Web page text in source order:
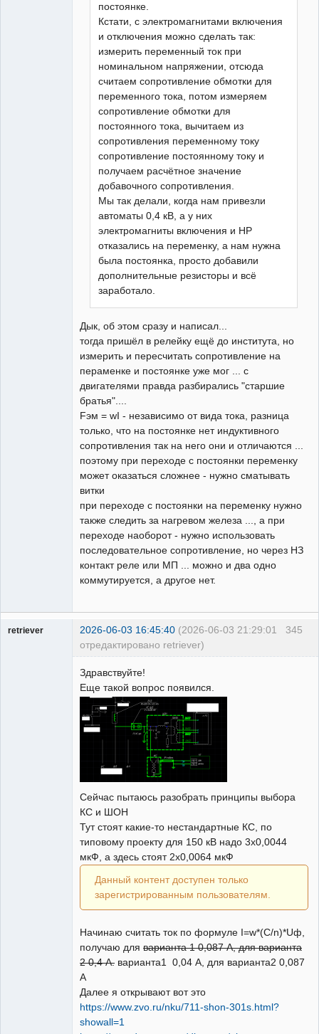
постоянке.
Кстати, с электромагнитами включения
и отключения можно сделать так:
измерить переменный ток при
номинальном напряжении, отсюда
считаем сопротивление обмотки для
переменного тока, потом измеряем
сопротивление обмотки для
постоянного тока, вычитаем из
сопротивления переменному току
сопротивление постоянному току и
получаем расчётное значение
добавочного сопротивления.
Мы так делали, когда нам привезли
автоматы 0,4 кВ, а у них
электромагниты включения и НР
отказались на переменку, а нам нужна
была постоянка, просто добавили
дополнительные резисторы и всё
заработало.
Дык, об этом сразу и написал...
тогда пришёл в релейку ещё до института, но
измерить и пересчитать сопротивление на
пераменке и постоянке уже мог ... с
двигателями правда разбирались "старшие
братья"....
Fэм = wI - независимо от вида тока, разница
только, что на постоянке нет индуктивного
сопротивления так на него они и отличаются ...
поэтому при переходе с постоянки переменку
может оказаться сложнее - нужно сматывать
витки
при переходе с постоянки на переменку нужно
также следить за нагревом железа ..., а при
переходе наоборот - нужно использовать
последовательное сопротивление, но через НЗ
контакт реле или МП ... можно и два одно
коммутируется, а другое нет.
345
retriever 2026-06-03 16:45:40 (2026-06-03 21:29:01
отредактировано retriever)
Здравствуйте!
Еще такой вопрос появился.
Сейчас пытаюсь разобрать принципы выбора
КС и ШОН
Тут стоят какие-то нестандартные КС, по
типовому проекту для 150 кВ надо 3x0,0044
мкФ, а здесь стоят 2x0,0064 мкФ
Данный контент доступен только
зарегистрированным пользователям.
Начинаю считать ток по формуле I=w*(C/n)*Uф,
получаю для варианта 1 0,087 А, для варианта
2 0,4 А. варианта1 0,04 А, для варианта2 0,087
А
Далее я открывают вот это
https://www.zvo.ru/nku/711-shon-301s.html?
showall=1